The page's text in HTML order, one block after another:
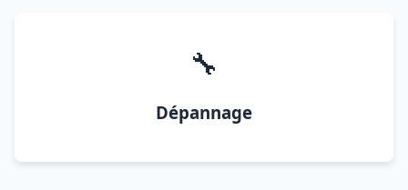
🔧
Dépannage